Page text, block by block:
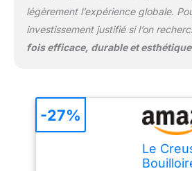
légèrement l’expérience globale.
investissement justifié si l’on
fois efficace, durable et esthétique
Le
-27%